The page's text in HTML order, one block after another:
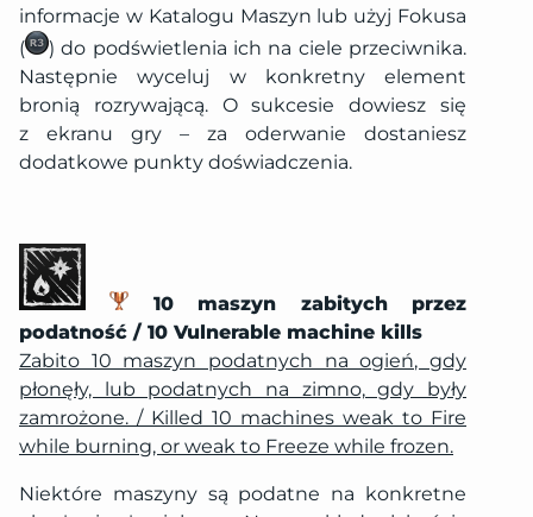
informacje w Katalogu Maszyn lub użyj Fokusa
(
) do podświetlenia ich na ciele przeciwnika.
Następnie wyceluj w konkretny element
bronią rozrywającą. O sukcesie dowiesz się
z ekranu gry – za oderwanie dostaniesz
dodatkowe punkty doświadczenia.
10 maszyn zabitych przez
podatność / 10 Vulnerable machine kills
Zabito 10 maszyn podatnych na ogień, gdy
płonęły, lub podatnych na zimno, gdy były
zamrożone. / Killed 10 machines weak to Fire
while burning, or weak to Freeze while frozen.
Niektóre maszyny są podatne na konkretne